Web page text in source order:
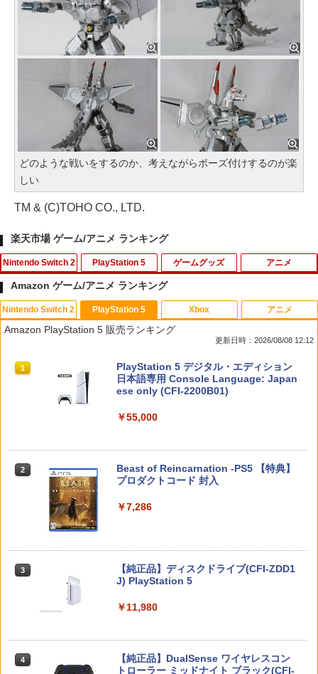
どのような戦いをするのか、考えながらポーズ付けするのが楽
しい
TM & (C)TOHO CO., LTD.
楽天市場 ゲーム/アニメ ランキング
Nintendo Switch 2
1
任天堂 【Switch2】ゼノブレイド ディフ
ィニティブ・エディション Nintendo S
witch 2 Edition [NXS-P-AUBQB NSW2
ション]
￥6,810
￥7,021
￥7,106
【Switch2】STEINS;GATE RE:BOOT
（シュタインズゲート リブート） 通常
PlayStation 5
1
PS5コントローラー用シリコンケース Pl
ayStation5用 プレイステーション プレ
ステ5用 シリコンカバー コントローラー
ー 保護ケース DualSense オープン設計
人気 オススメ 装着したまま充電可能 白
黒赤青 コントローラー用ケース
￥580
2
【楽天1位】【即日発送】PS5 コントロ
ーラー 充電スタンド ps5 DualSense Ed
電スタンド ソニー プレイステーション5
￥1,980
Z】【メール便】
￥3,220
ゲームグッズ
1 【中古】ルイージマンション
【8/11まで！抽選で最大全額ポイントバ
Windows Mac Raspbery Xbox Series
X＆S One コントローラー Bluetoothコ
3
【中古】Minecraft (マインクラフト) - S
witch
￥2,910
[Switch] Nintendo Switch Online + 追
アニメ
1
【中古】【Blu−ray】この世界の片隅
に ブックレット付 / 片渕須直【監督】
【中古】【Blu−ray】トイ・ストーリー3
￥1,648
￥4,400
守 summer wars BD USA正規品 海外版
Amazon ゲーム/アニメ ランキング
Nintendo Switch 2
1
スプラトゥーン レイダース|オンライン
コード版
2 スプラトゥーン レイダース -Switch2
3 Nintendo Switch 2(日本語・国内専用)
4
ニンテンドープリペイド番号 9000円|オ
PlayStation 5
Amazon PlayStation 5 販売ランキング
更新日時：2026/08/08 12:12
1
PlayStation 5 デジタル・エディション
日本語専用 Console Language: Japan
ese only (CFI-2200B01)
￥55,000
2
Beast of Reincarnation -PS5 【特典】
プロダクトコード 封入
￥7,286
3
【純正品】ディスクドライブ(CFI-ZDD1
J) PlayStation 5
￥11,980
4
【純正品】DualSense ワイヤレスコン
トローラー ミッドナイト ブラック(CFI-
Xbox アニメ